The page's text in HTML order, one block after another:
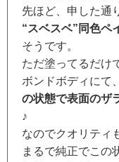
先ほど、申した通
“スベスベ”同色ペ
そうです。
ただ塗ってるだけ
ボンドボディにて
の状態で表面のザ
♪
なのでクオリティ
まるで純正でこの